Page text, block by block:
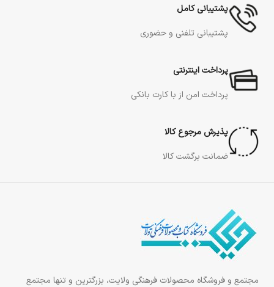
پشتیبانی کامل
پشتیبانی تلفنی و حضوری
پرداخت اینترنتی
پرداخت امن از با کارت بانکی
پذیرش مرجوع کالا
ضمانت برگشت کالا
مجتمع و فروشگاه محصولات فرهنگی ولایت، بزرگترین و تنها مجتمع